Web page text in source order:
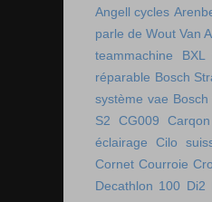
Angell cycles
parle de Wout Van
teammachine
BXL
réparable Bosch
système vae
S2
CG009 Carqon
éclairage
Cilo
Cornet Courroie
Decathlon 100 Di2